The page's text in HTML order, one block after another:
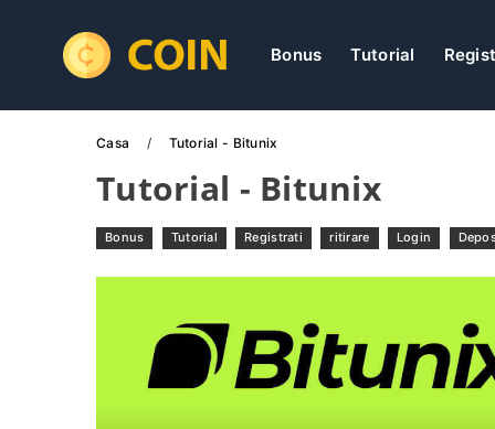
Bonus Tutorial
Casa Tutorial - Bitunix
Tutorial - Bitunix
Bonus Tutorial Registrati ritirare Login